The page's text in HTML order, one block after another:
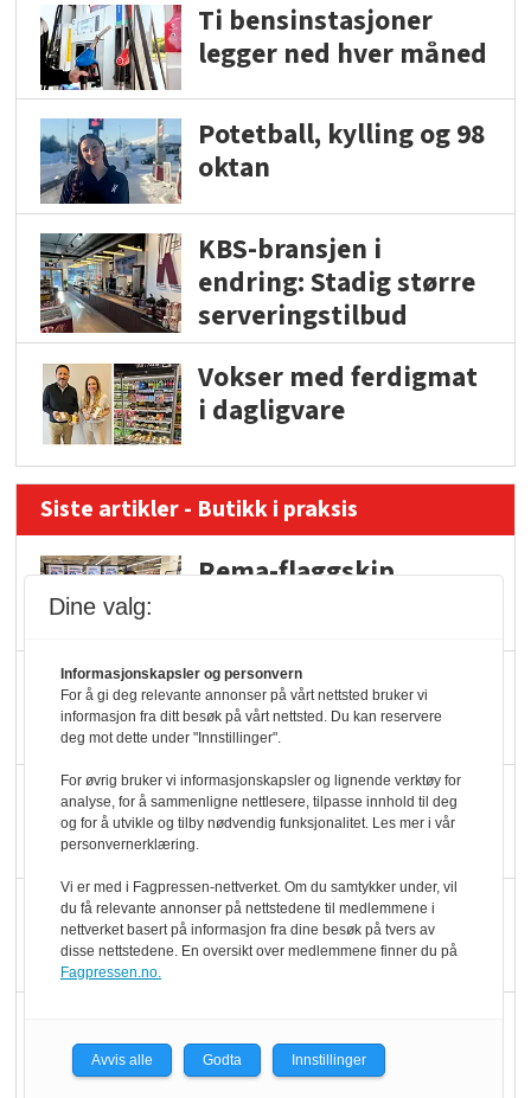
Ti bensinstasjoner
legger ned hver måned
Potetball, kylling og 98
oktan
KBS-bransjen i
endring: Stadig større
serveringstilbud
Vokser med ferdigmat
i dagligvare
Siste artikler - Butikk i praksis
Rema-flaggskip
Slik opprettholdes
ølsalget
Færre varer, men fulle
hyller
KI lager mat i butikken
Rema i 2025
Dine valg:
Informasjonskapsler og personvern
For å gi deg relevante annonser på vårt nettsted bruker vi
informasjon fra ditt besøk på vårt nettsted. Du kan reservere
deg mot dette under "Innstillinger".
For øvrig bruker vi informasjonskapsler og lignende verktøy for
analyse, for å sammenligne nettlesere, tilpasse innhold til deg
og for å utvikle og tilby nødvendig funksjonalitet. Les mer i vår
personvernerklæring.
Vi er med i Fagpressen-nettverket. Om du samtykker under, vil
du få relevante annonser på nettstedene til medlemmene i
nettverket basert på informasjon fra dine besøk på tvers av
disse nettstedene. En oversikt over medlemmene finner du på
Fagpressen.no.
Avvis alle Godta Innstillinger